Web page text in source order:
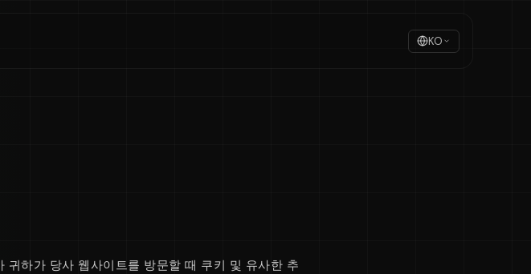
KO
하가 당사 웹사이트를 방문할 때 쿠키 및 유사한 추